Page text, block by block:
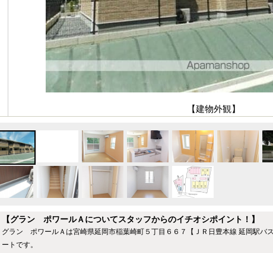
【建物外観】
【グラン ポワールＡについてスタッフからのイチオシポイント！】
グラン ポワールＡは宮崎県延岡市稲葉崎町５丁目６６７【ＪＲ日豊本線 延岡駅
ートです。